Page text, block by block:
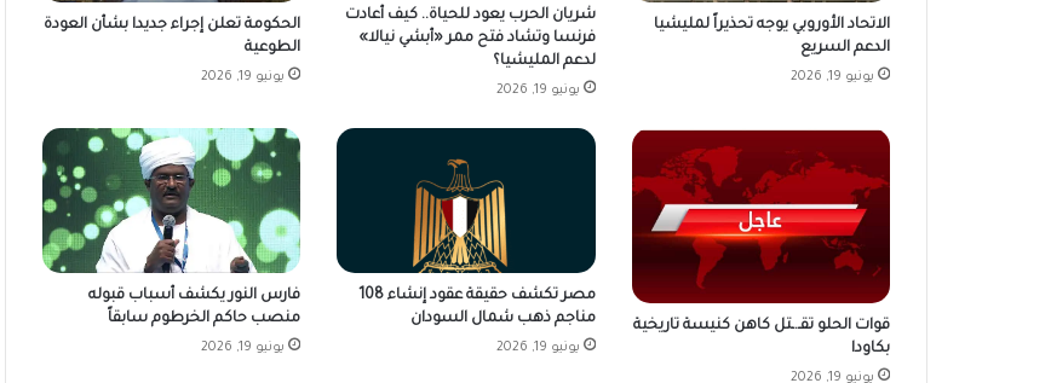
الاتحاد الأوروبي يوجه تحذيراً لمليشيا
الدعم السريع
يونيو 19, 2026
شريان الحرب يعود للحياة.. كيف أعادت
فرنسا وتشاد فتح ممر «أبشي نيالا»
لدعم المليشيا؟
يونيو 19, 2026
الحكومة تعلن إجراء جديدا بشأن العودة
الطوعية
يونيو 19, 2026
قوات الحلو تقـ.ـتل كاهن كنيسة تاريخية
بكاودا
يونيو 19, 2026
مصر تكشف حقيقة عقود إنشاء 108
مناجم ذهب شمال السودان
يونيو 19, 2026
فارس النور يكشف أسباب قبوله
منصب حاكم الخرطوم سابقاً
يونيو 19, 2026